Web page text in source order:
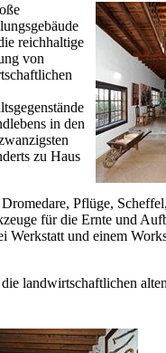
reichhaltige
von
in den
zu Haus
Pflüge,
für die Ernte und
Werkstatt und einem
landwirtschaftlichen